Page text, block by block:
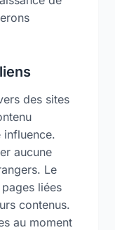
des sites
influence.
aucune
Le
liées
contenus.
au moment